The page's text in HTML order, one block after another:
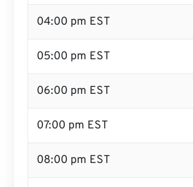
04:00 pm EST
05:00 pm EST
06:00 pm EST
07:00 pm EST
08:00 pm EST